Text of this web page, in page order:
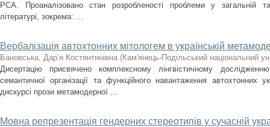
РСА. Проаналізовано стан розробленості проблеми у загальній та
літературі, зокрема: ...
Вербалізація автохтонних мітологем в українській
Бановська, Дар’я Костянтинівна (Кам'янець-Подільський національний
Дисертацію присвячено комплексному лінгвістичному дослідженню
семантичної організації та функційного навантаження автохтонних
дискурсі прози метамодерної ...
Мовна репрезентація гендерних стереотипів у сучасній